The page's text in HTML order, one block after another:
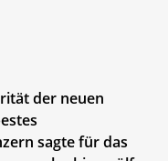
der neuen
sagte für das